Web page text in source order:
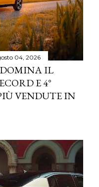
04, 2026
IL
E 4°
VENDUTE IN